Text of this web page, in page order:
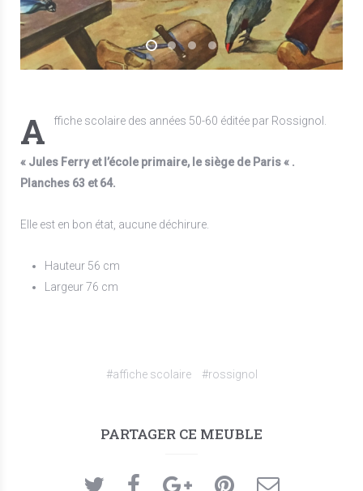
A ffiche scolaire des années 50-60 éditée par Rossignol.
« Jules Ferry et l’école primaire, le siège de Paris « .
Planches 63 et 64.
Elle est en bon état, aucune déchirure.
Hauteur 56 cm
Largeur 76 cm
#affiche scolaire #rossignol
PARTAGER CE MEUBLE